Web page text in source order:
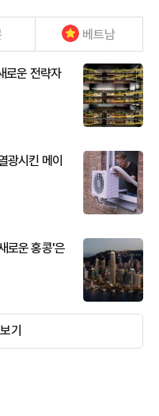
베트남
로운 전략자
광시킨 메이
로운 홍콩'은
기